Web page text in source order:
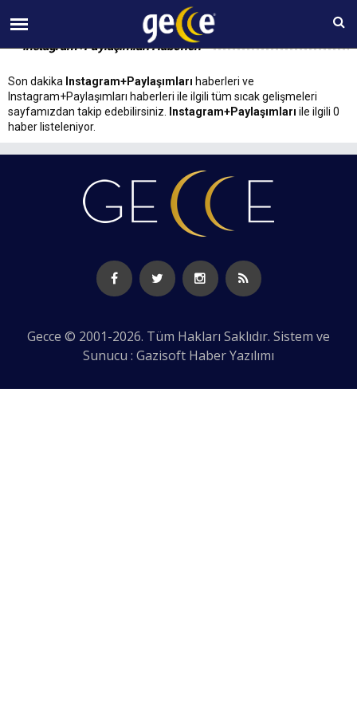
10 AĞUSTOS Pazartesi 23:37
Instagram+Paylaşımları Haberleri
Son dakika Instagram+Paylaşımları haberleri ve
Instagram+Paylaşımları haberleri ile ilgili tüm sıcak gelişmeleri
sayfamızdan takip edebilirsiniz.
Instagram+Paylaşımları ile ilgili 0
haber listeleniyor.
Gecce © 2001-2026. Tüm Hakları Saklıdır. Sistem ve
Sunucu : Gazisoft Haber Yazılımı